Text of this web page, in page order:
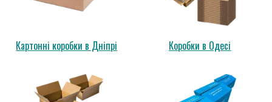
Картонні коробки в Дніпрі Коробки в Одесі